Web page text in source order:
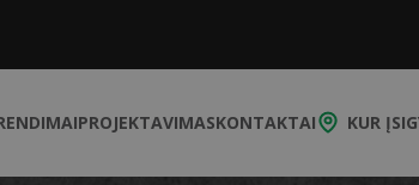
PROJEKTAVIMASKONTAKTAI KUR